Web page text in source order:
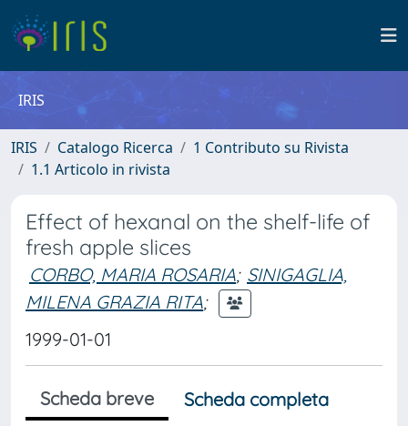
IRIS
IRIS Catalogo Ricerca
1 Contributo su Rivista
1.1 Articolo in rivista
Effect of hexanal on the shelf-life of
fresh apple slices
CORBO, MARIA ROSARIA; SINIGAGLIA,
MILENA GRAZIA RITA;
1999-01-01
Scheda breve
Scheda completa